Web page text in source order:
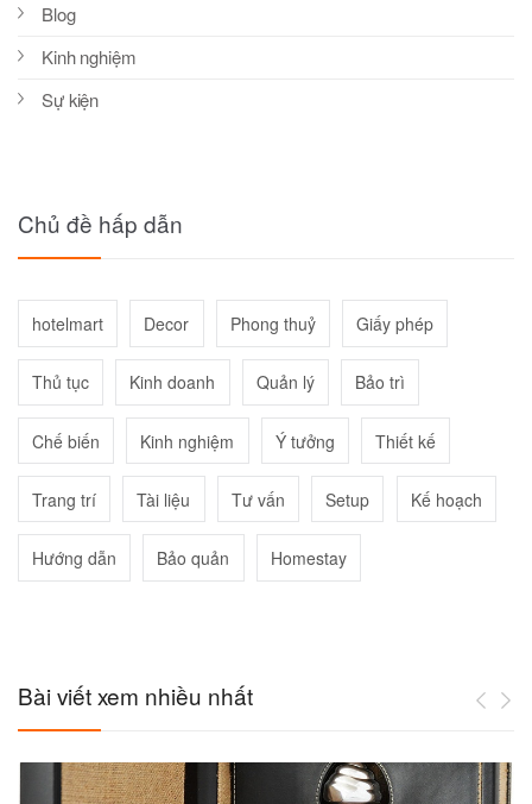
Blog
Kinh nghiệm
Sự kiện
Chủ đề hấp dẫn
hotelmart Decor Phong thuỷ Giấy phép
Thủ tục Kinh doanh Quản lý Bảo trì
Chế biến Kinh nghiệm Ý tưởng Thiết kế
Trang trí Tài liệu Tư vấn Setup Kế hoạch
Hướng dẫn Bảo quản Homestay
Bài viết xem nhiều nhất